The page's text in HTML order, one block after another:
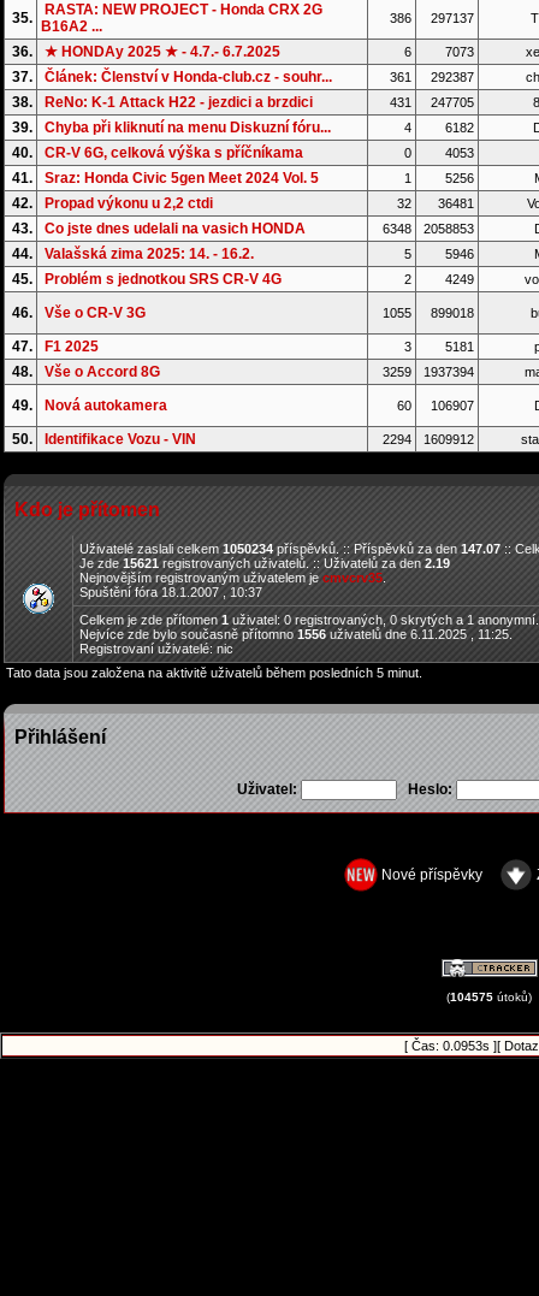
35.
RASTA: NEW PROJECT - Honda CRX 2G
B16A2 ...
386 297137
36. ★ HONDAy 2025 ★ - 4.7.- 6.7.2025 6 7073
37. Článek: Členství v Honda-club.cz - souhr... 361 292387
38. ReNo: K-1 Attack H22 - jezdici a brzdici 431 247705
39. Chyba při kliknutí na menu Diskuzní fóru... 4 6182
40. CR-V 6G, celková výška s příčníkama 0 4053
41. Sraz: Honda Civic 5gen Meet 2024 Vol. 5 1 5256
42. Propad výkonu u 2,2 ctdi 32 36481
43. Co jste dnes udelali na vasich HONDA 6348 2058853
44. Valašská zima 2025: 14. - 16.2. 5 5946
45. Problém s jednotkou SRS CR-V 4G 2 4249
46. Vše o CR-V 3G 1055 899018
47. F1 2025 3 5181
48. Vše o Accord 8G 3259 1937394
49. Nová autokamera 60 106907
50. Identifikace Vozu - VIN 2294 1609912
Kdo je přítomen
Uživatelé zaslali celkem1050234příspěvků. :: Příspěvků za den147.07::
Je zde15621 registrovaných uživatelů. :: Uživatelů za den2.19
Nejnovějším registrovaným uživatelem jecmvcrv35.
Spuštění fóra 18.1.2007 , 10:37
Celkem je zde přítomen 1 uživatel: 0 registrovaných, 0 skrytých a 1
Nejvíce zde bylo současně přítomno 1556 uživatelů dne 6.11.2025 , 11:25.
Registrovaní uživatelé: nic
Tato data jsou založena na aktivitě uživatelů během posledních 5 minut.
Přihlášení
Uživatel: Heslo:
Nové příspěvky
(104575 útoků)
[ Čas: 0.0953s ][